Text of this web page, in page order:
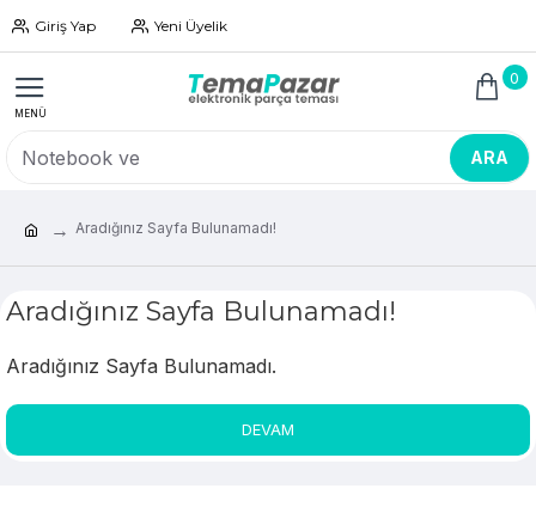
Giriş Yap Yeni Üyelik
0
ARA
Aradığınız Sayfa Bulunamadı!
Aradığınız Sayfa Bulunamadı!
Aradığınız Sayfa Bulunamadı.
DEVAM